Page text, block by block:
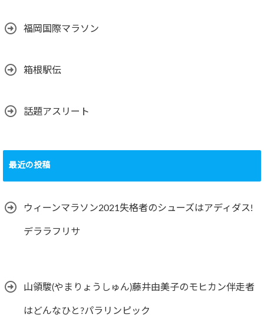
福岡国際マラソン
箱根駅伝
話題アスリート
最近の投稿
ウィーンマラソン2021失格者のシューズはアディダス!
デララフリサ
山領駿(やまりょうしゅん)藤井由美子のモヒカン伴走者
はどんなひと?パラリンピック